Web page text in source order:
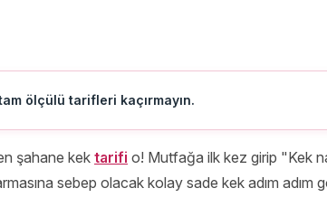
ölçülü tarifleri kaçırmayın.
şahane kektarifi o! Mutfağa ilk kez girip "Kek
sebep olacak kolay sade kek adım adım